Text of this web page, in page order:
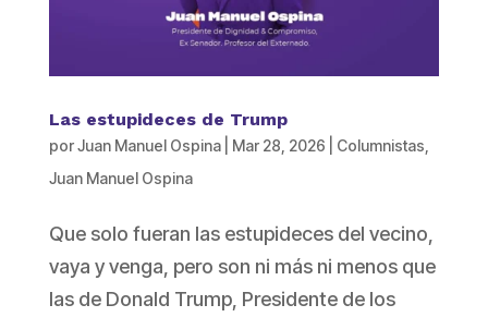
Las estupideces de Trump
porJuan Manuel Ospina| Mar 28, 2026 Columnistas
Juan Manuel Ospina
Que solo fueran las estupideces del vecino,
vaya y venga, pero son ni más ni menos que
las de Donald Trump, Presidente de los